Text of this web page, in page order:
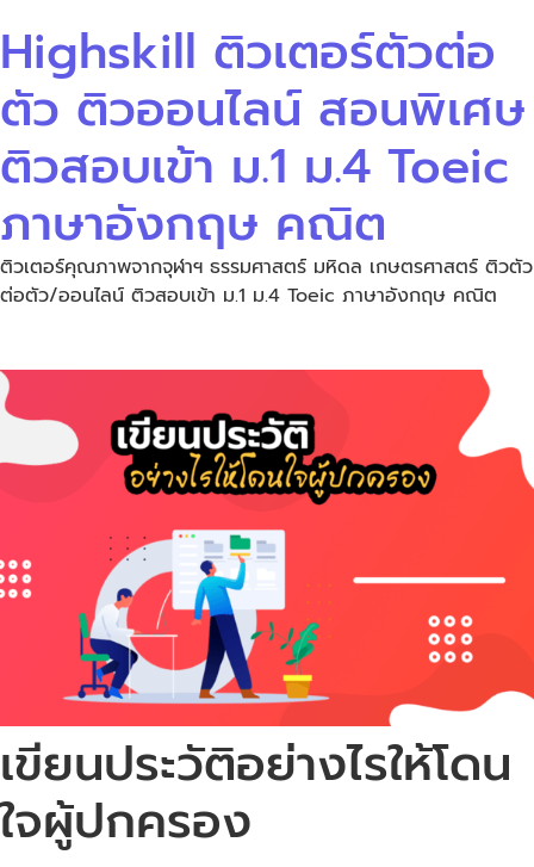
Highskill ติวเตอร์ตัวต่อ
ตัว ติวออนไลน์ สอนพิเศษ
ติวสอบเข้า ม.1 ม.4 Toeic
ภาษาอังกฤษ คณิต
ติวเตอร์คุณภาพจากจุฬาฯ ธรรมศาสตร์ มหิดล เกษตรศาสตร์ ติวตัว
ต่อตัว/ออนไลน์ ติวสอบเข้า ม.1 ม.4 Toeic ภาษาอังกฤษ คณิต
เขียนประวัติอย่างไรให้โดน
ใจผู้ปกครอง